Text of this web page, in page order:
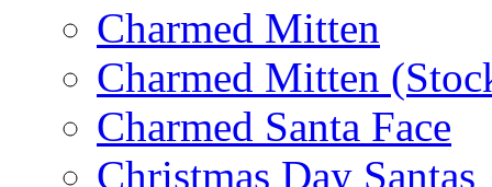
Charmed Mitten
Charmed Mitten
Charmed Santa Face
Christmas Day Santas